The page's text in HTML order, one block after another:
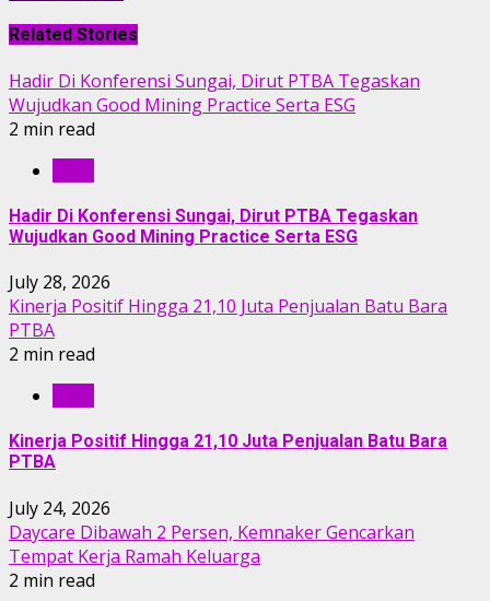
Related Stories
Hadir Di Konferensi Sungai, Dirut PTBA Tegaskan
Wujudkan Good Mining Practice Serta ESG
2 min read
Hadir Di Konferensi Sungai, Dirut PTBA Tegaskan
Wujudkan Good Mining Practice Serta ESG
July 28, 2026
Kinerja Positif Hingga 21,10 Juta Penjualan Batu Bara
PTBA
2 min read
Kinerja Positif Hingga 21,10 Juta Penjualan Batu Bara
PTBA
July 24, 2026
Daycare Dibawah 2 Persen, Kemnaker Gencarkan
Tempat Kerja Ramah Keluarga
2 min read